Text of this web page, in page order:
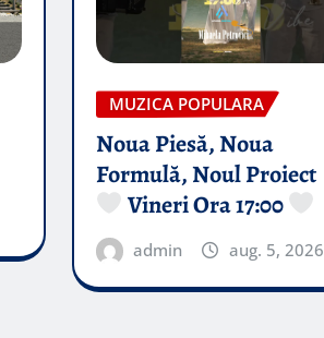
MUZICA POPULARA
Noua Piesă, Noua
Formulă, Noul Proiect
Vineri Ora 17:00
admin aug. 5, 2026